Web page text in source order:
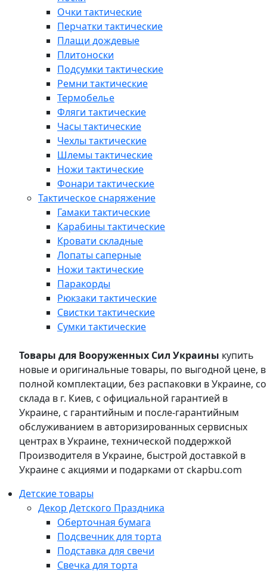
Очки тактические
Перчатки тактические
Плащи дождевые
Плитоноски
Подсумки тактические
Ремни тактические
Термобелье
Фляги тактические
Часы тактические
Чехлы тактические
Шлемы тактические
Ножи тактические
Фонари тактические
Тактическое снаряжение
Гамаки тактические
Карабины тактические
Кровати складные
Лопаты саперные
Ножи тактические
Паракорды
Рюкзаки тактические
Свистки тактические
Сумки тактические
Товары для Вооруженных Сил Украины купить
новые и оригинальные товары, по выгодной цене, в
полной комплектации, без распаковки в Украине, со
склада в г. Киев, с официальной гарантией в
Украине, с гарантийным и после-гарантийным
обслуживанием в авторизированных сервисных
центрах в Украине, технической поддержкой
Производителя в Украине, быстрой доставкой в
Украине с акциями и подарками от ckapbu.com
Детские товары
Декор Детского Праздника
Оберточная бумага
Подсвечник для торта
Подставка для свечи
Свечка для торта